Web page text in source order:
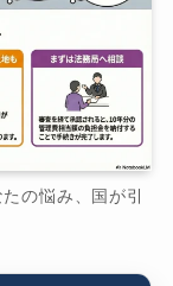
の悩み、国が引